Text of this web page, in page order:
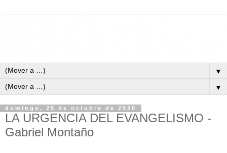
▼
▼
domingo, 25 de octubre de 2020
LA URGENCIA DEL EVANGELISMO -
Gabriel Montaño